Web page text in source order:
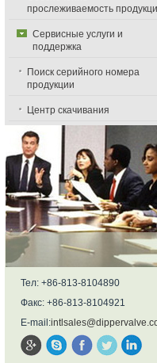
прослеживаемость
Сервисные услуги и
поддержка
Поиск серийного номера
продукции
Центр скачивания
Тел: +86-813-8104890
Факс: +86-813-8104921
E-mail: